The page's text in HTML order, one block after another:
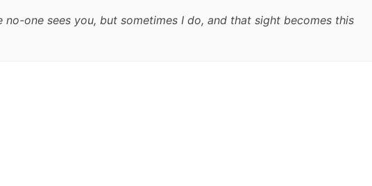
one sees you, but sometimes I do, and that sight becomes this